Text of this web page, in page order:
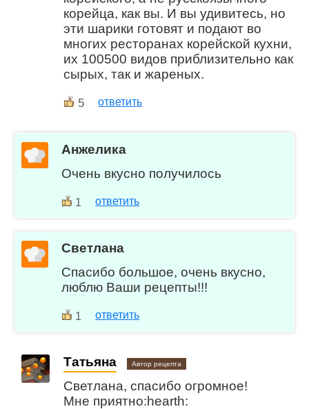
корейца, как вы. И вы удивитесь, но
эти шарики готовят и подают во
многих ресторанах корейской кухни,
их 100500 видов приблизительно как
сырых, так и жареных.
5 ответить
Анжелика
Очень вкусно получилось
1 ответить
Светлана
Спасибо большое, очень вкусно,
люблю Ваши рецепты!!!
1 ответить
Татьяна Автор рецепта
Светлана, спасибо огромное!
Мне приятно:hearth: